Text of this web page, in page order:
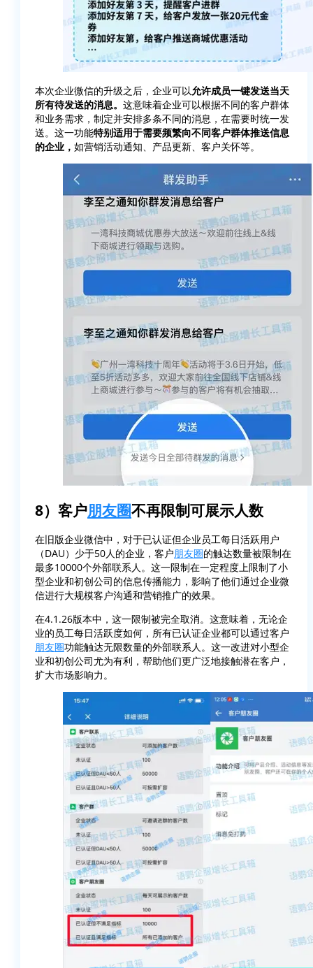
本次企业微信的升级之后，企业可以允许成员一键发送当天
所有待发送的消息。 这意味着企业可以根据不同的客户群体
和业务需求，制定并安排多条不同的消息，在需要时统一发
送。这一功能特别适用于需要频繁向不同客户群体推送信息
的企业， 如营销活动通知、产品更新、客户关怀等。
8）客户朋友圈不再限制可展示人数
在旧版企业微信中，对于已认证但企业员工每日活跃用户
（DAU）少于50人的企业，客户朋友圈的触达数量被限制在
最多10000个外部联系人。这一限制在一定程度上限制了小
型企业和初创公司的信息传播能力，影响了他们通过企业微
信进行大规模客户沟通和营销推广的效果。
在4.1.26版本中，这一限制被完全取消。这意味着，无论企
业的员工每日活跃度如何，所有已认证企业都可以通过客户
朋友圈功能触达无限数量的外部联系人。这一改进对小型企
业和初创公司尤为有利，帮助他们更广泛地接触潜在客户，
扩大市场影响力。